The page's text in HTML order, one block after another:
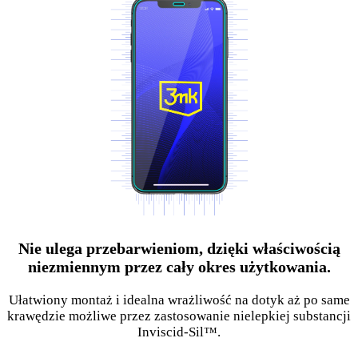
Nie ulega przebarwieniom, dzięki właściwością
niezmiennym przez cały okres użytkowania.
Ułatwiony montaż i idealna wrażliwość na dotyk aż po same
krawędzie możliwe przez zastosowanie nielepkiej substancji
Inviscid-Sil™.